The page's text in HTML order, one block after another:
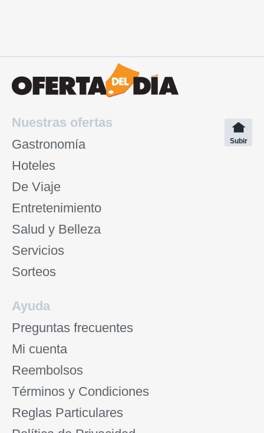
Nuestras ofertas
Gastronomía
Hoteles
De Viaje
Entretenimiento
Salud y Belleza
Servicios
Sorteos
Subir
Ayuda
Preguntas frecuentes
Mi cuenta
Reembolsos
Términos y Condiciones
Reglas Particulares